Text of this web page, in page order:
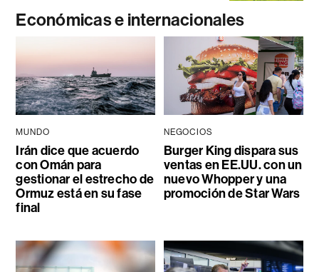
Económicas e internacionales
MUNDO
Irán dice que acuerdo
con Omán para
gestionar el estrecho de
Ormuz está en su fase
final
NEGOCIOS
Burger King dispara sus
ventas en EE.UU. con un
nuevo Whopper y una
promoción de Star Wars